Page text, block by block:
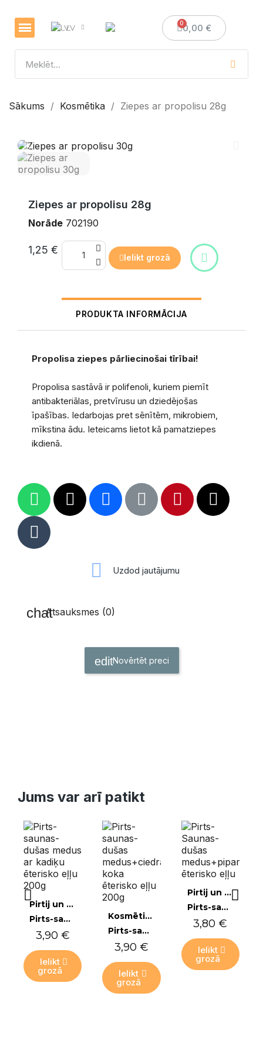
LV 0,00 €
Sākums Kosmētika Ziepes ar propolisu 28g
Ziepes ar propolisu 28g
Norāde 702190
1,25 €
Ielikt grozā
PRODUKTA INFORMĀCIJA
Propolisa ziepes pārliecinošai tīrībai!
Propolisa sastāvā ir polifenoli, kuriem piemīt
antibakteriālas, pretvīrusu un dziedējošas
īpašības. Iedarbojas pret sēnītēm, mikrobiem,
mīkstina ādu. Ieteicams lietot kā pamatziepes
ikdienā.
Uzdod jautājumu
Atsauksmes (0)
Novērtēt preci
Jums var arī patikt
Ātrais skatsPirtij un saunai
Pirts-saunas-dušas medus ar kadiķu ēterisko eļļu 200g
3,90 €
Ielikt
grozā
Ātrais skatsKosmētika
Pirts-saunas-dušas medus ar ciedra koka ēterisko eļļu 200g
3,90 €
Ielikt
grozā
Ātrais skats
Pirtij un saunai
Pirts-saunas-dušas medus ar piparmētru ēterisko eļļu 200g
3,80 €
Ielikt
grozā